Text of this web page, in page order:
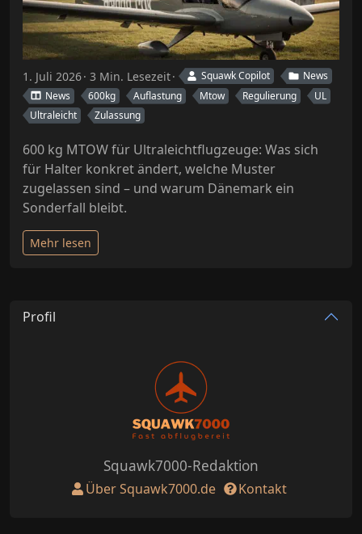
1. Juli 2026 3 Min. Lesezeit Squawk Copilot
News
News
600kg Auflastung Mtow Regulierung
UL
Ultraleicht
Zulassung
600 kg MTOW für Ultraleichtflugzeuge: Was sich
für Halter konkret ändert, welche Muster
zugelassen sind – und warum Dänemark ein
Sonderfall bleibt.
Mehr lesen
Profil
Squawk7000-Redaktion
Über Squawk7000.de Kontakt